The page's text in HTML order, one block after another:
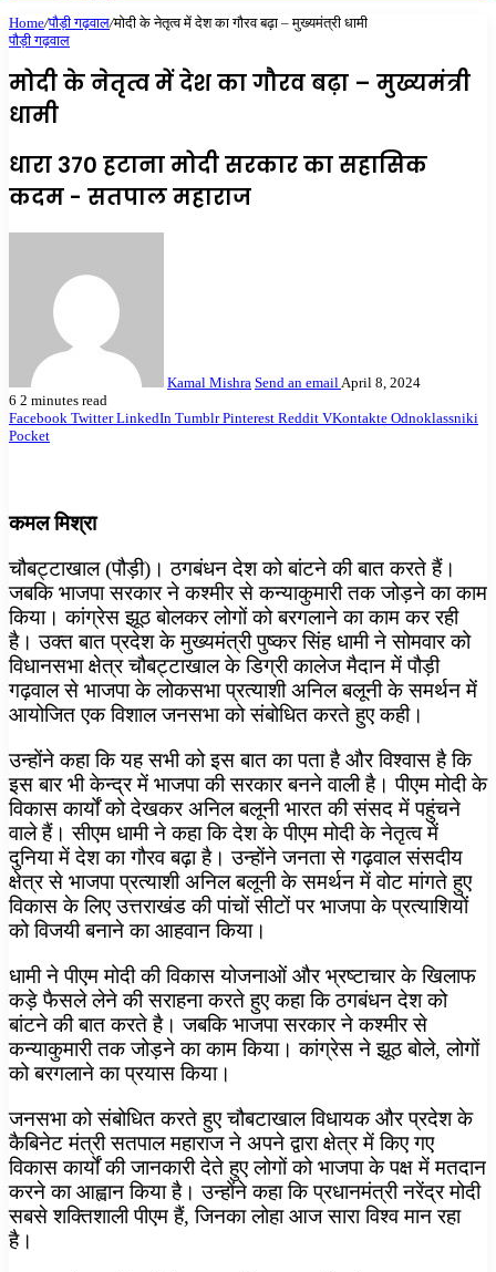
Home/पौड़ी गढ़वाल/मोदी के नेतृत्व में देश का गौरव बढ़ा – मुख्यमंत्री धामी
पौड़ी गढ़वाल
मोदी के नेतृत्व में देश का गौरव बढ़ा – मुख्यमंत्री
धामी
धारा 370 हटाना मोदी सरकार का सहासिक
कदम - सतपाल महाराज
Kamal Mishra Send an email April 8, 2024
6 2 minutes read
Facebook Twitter LinkedIn Tumblr Pinterest Reddit VKontakte Odnoklassniki
Pocket
कमल मिश्रा
चौबट्टाखाल (पौड़ी)। ठगबंधन देश को बांटने की बात करते हैं।
जबकि भाजपा सरकार ने कश्मीर से कन्याकुमारी तक जोड़ने का काम
किया। कांग्रेस झूठ बोलकर लोगों को बरगलाने का काम कर रही
है। उक्त बात प्रदेश के मुख्यमंत्री पुष्कर सिंह धामी ने सोमवार को
विधानसभा क्षेत्र चौबट्टाखाल के डिग्री कालेज मैदान में पौड़ी
गढ़वाल से भाजपा के लोकसभा प्रत्याशी अनिल बलूनी के समर्थन में
आयोजित एक विशाल जनसभा को संबोधित करते हुए कही।
उन्होंने कहा कि यह सभी को इस बात का पता है और विश्वास है कि
इस बार भी केन्द्र में भाजपा की सरकार बनने वाली है। पीएम मोदी के
विकास कार्यों को देखकर अनिल बलूनी भारत की संसद में पहुंचने
वाले हैं। सीएम धामी ने कहा कि देश के पीएम मोदी के नेतृत्व में
दुनिया में देश का गौरव बढ़ा है। उन्होंने जनता से गढ़वाल संसदीय
क्षेत्र से भाजपा प्रत्याशी अनिल बलूनी के समर्थन में वोट मांगते हुए
विकास के लिए उत्तराखंड की पांचों सीटों पर भाजपा के प्रत्याशियों
को विजयी बनाने का आहवान किया।
धामी ने पीएम मोदी की विकास योजनाओं और भ्रष्टाचार के खिलाफ
कड़े फैसले लेने की सराहना करते हुए कहा कि ठगबंधन देश को
बांटने की बात करते है। जबकि भाजपा सरकार ने कश्मीर से
कन्याकुमारी तक जोड़ने का काम किया। कांग्रेस ने झूठ बोले, लोगों
को बरगलाने का प्रयास किया।
जनसभा को संबोधित करते हुए चौबटाखाल विधायक और प्रदेश के
कैबिनेट मंत्री सतपाल महाराज ने अपने द्वारा क्षेत्र में किए गए
विकास कार्यों की जानकारी देते हुए लोगों को भाजपा के पक्ष में मतदान
करने का आह्वान किया है। उन्होंने कहा कि प्रधानमंत्री नरेंद्र मोदी
सबसे शक्तिशाली पीएम हैं, जिनका लोहा आज सारा विश्व मान रहा
है।